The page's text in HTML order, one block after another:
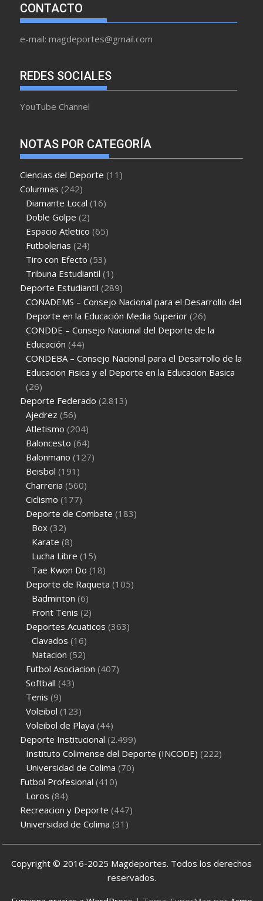
CONTACTO
e-mail: magdeportes@gmail.com
REDES SOCIALES
YouTube Channel
NOTAS POR CATEGORÍA
Ciencias del Deporte (11)
Columnas (242)
Diamante Local (16)
Doble Golpe (2)
Espacio Atletico (65)
Futbolerias (24)
Tiro con Efecto (53)
Tribuna Estudiantil (1)
Deporte Estudiantil (289)
CONADEMS – Consejo Nacional para el Desarrollo del
Deporte en la Educación Media Superior (26)
CONDDE – Consejo Nacional del Deporte de la
Educación (44)
CONDEBA – Consejo Nacional para el Desarrollo de la
Educacion Fisica y el Deporte en la Educacion Basica
(26)
Deporte Federado (2.813)
Ajedrez (56)
Atletismo (204)
Baloncesto (64)
Balonmano (127)
Beisbol (191)
Charreria (560)
Ciclismo (177)
Deporte de Combate (183)
Box (32)
Karate (8)
Lucha Libre (15)
Tae Kwon Do (18)
Deporte de Raqueta (105)
Badminton (6)
Front Tenis (2)
Deportes Acuaticos (363)
Clavados (16)
Natacion (52)
Futbol Asociacion (407)
Softball (43)
Tenis (9)
Voleibol (123)
Voleibol de Playa (44)
Deporte Institucional (2.499)
Instituto Colimense del Deporte (INCODE) (222)
Universidad de Colima (70)
Futbol Profesional (410)
Loros (84)
Recreacion y Deporte (447)
Universidad de Colima (31)
Copyright © 2016-2025 Magdeportes. Todos los derechos
reservados.